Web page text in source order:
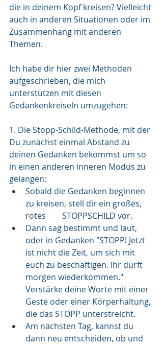
die in deinem Kopf kreisen? Vielleicht
auch in anderen Situationen oder im
Zusammenhang mit anderen
Themen.
Ich habe dir hier zwei Methoden
aufgeschrieben, die mich
unterstützen mit diesen
Gedankenkreiseln umzugehen:
1. Die Stopp-Schild-Methode, mit der
Du zunächst einmal Abstand zu
deinen Gedanken bekommst um so
in einen anderen inneren Modus zu
gelangen:
Sobald die Gedanken beginnen
zu kreisen, stell dir ein großes,
rotes        STOPPSCHILD vor.
Dann sag bestimmt und laut,
oder in Gedanken "STOPP! Jetzt
ist nicht die Zeit, um sich mit
euch zu beschäftigen. Ihr dürft
morgen wiederkommen."
Verstärke deine Worte mit einer
Geste oder einer Körperhaltung,
die das STOPP unterstreicht.
Am nächsten Tag, kannst du
dann neu entscheiden, ob und